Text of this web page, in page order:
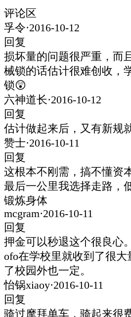
评论区
孚令·2016-10-12
回复
损坏量的问题很严重，而
械锁的话估计很难创收，
锁😲
六神道长·2016-10-12
回复
估计做起来后，又有新规
赞士·2016-10-11
回复
这根本不刚需，搞不懂资
最后一公里我选择走路，
锻炼身体
mcgram·2016-10-11
回复
押金可以秒退这个很良心
ofo在学校里就收到了很大
了校园外也一定。
怡锅xiaoy·2016-10-11
回复
骑过摩拜单车，骑起来很